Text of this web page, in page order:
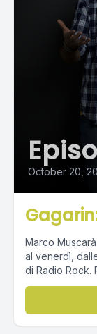
October 20,
Marco
al venerdì,
di Radio Rock.